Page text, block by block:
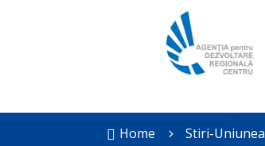
 Home 5 Stiri-